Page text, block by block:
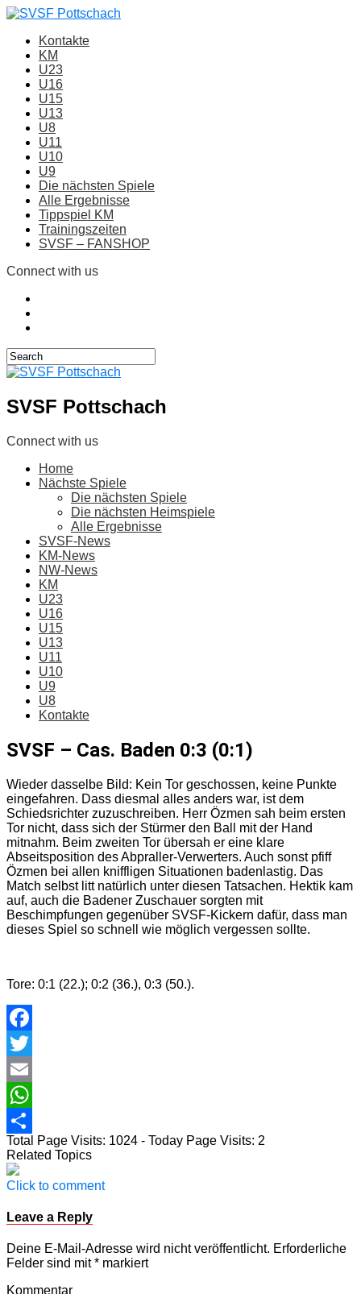
Kontakte
KM
U23
U16
U15
U13
U8
U11
U10
U9
Die nächsten Spiele
Alle Ergebnisse
Tippspiel KM
Trainingszeiten
SVSF – FANSHOP
Connect with us
SVSF Pottschach
Connect with us
Home
Nächste Spiele
Die nächsten Spiele
Die nächsten Heimspiele
Alle Ergebnisse
SVSF-News
KM-News
NW-News
KM
U23
U16
U15
U13
U11
U10
U9
U8
Kontakte
SVSF – Cas. Baden 0:3 (0:1)
Wieder dasselbe Bild: Kein Tor geschossen, keine Punkte
eingefahren. Dass diesmal alles anders war, ist dem
Schiedsrichter zuzuschreiben. Herr Özmen sah beim ersten
Tor nicht, dass sich der Stürmer den Ball mit der Hand
mitnahm. Beim zweiten Tor übersah er eine klare
Abseitsposition des Abpraller-Verwerters. Auch sonst pfiff
Özmen bei allen kniffligen Situationen badenlastig. Das
Match selbst litt natürlich unter diesen Tatsachen. Hektik kam
auf, auch die Badener Zuschauer sorgten mit
Beschimpfungen gegenüber SVSF-Kickern dafür, dass man
dieses Spiel so schnell wie möglich vergessen sollte.
Tore: 0:1 (22.); 0:2 (36.), 0:3 (50.).
Facebook
Twitter
Email
WhatsApp
Teilen
Total Page Visits: 1024 - Today Page Visits: 2
Related Topics
Click to comment
Leave a Reply
Deine E-Mail-Adresse wird nicht veröffentlicht. Erforderliche
Felder sind mit* markiert
Kommentar